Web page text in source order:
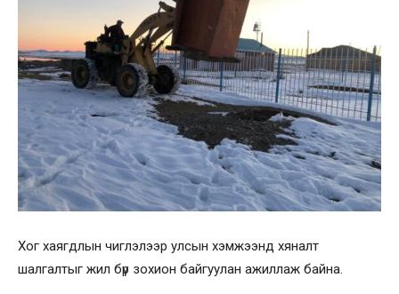
Хог хаягдлын чиглэлээр улсын хэмжээнд хяналт
шалгалтыг жил бүр зохион байгуулан ажиллаж байна.